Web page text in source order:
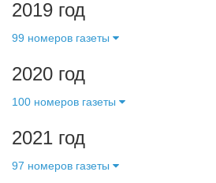
2019 год
99 номеров газеты
2020 год
100 номеров газеты
2021 год
97 номеров газеты